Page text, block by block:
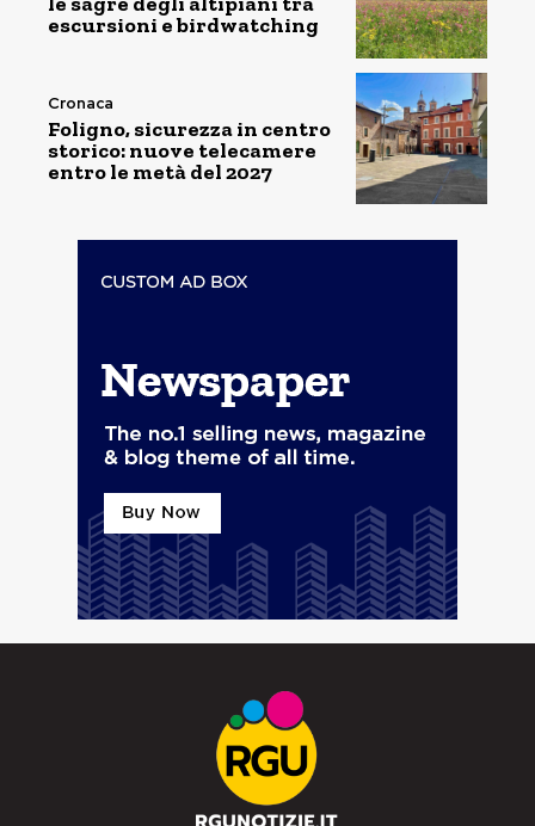
escursioni e birdwatching
Cronaca
Foligno, sicurezza in centro
storico: nuove telecamere
entro le metà del 2027